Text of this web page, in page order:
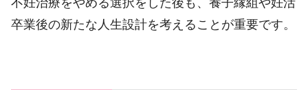
不妊治療をやめる選択をした後も、養子縁組や妊活
卒業後の新たな人生設計を考えることが重要です。